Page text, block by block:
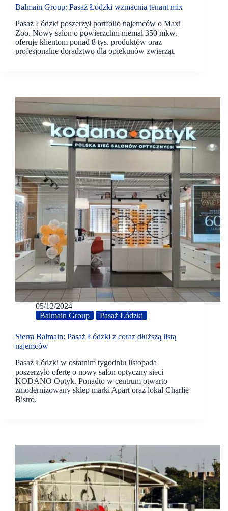
Balmain Group: Pasaż Łódzki wzmacnia tenant mix
Pasaż Łódzki poszerzył portfolio najemców o Maxi
Zoo. Nowy salon o powierzchni niemal 350 mkw.
oferuje klientom ponad 8 tys. produktów oraz
profesjonalne doradztwo dla opiekunów zwierząt.
05/12/2024
Balmain Group
Pasaż Łódzki
Sierra Balmain: Pasaż Łódzki z coraz dłuższą listą
najemców
Pasaż Łódzki w ostatnim tygodniu listopada
poszerzyło ofertę o nowy salon optyczny sieci
KODANO Optyk. Ponadto w centrum otwarto
zmodernizowany sklep marki Apart oraz lokal Charlie
Bistro.